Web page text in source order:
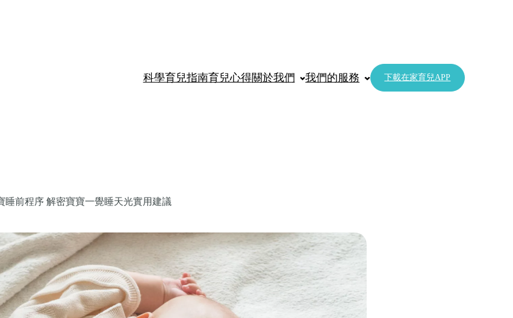
科學育兒指南育兒心得關於我們 我們的服務 下載在家育兒APP
睡前程序 解密寶寶一覺睡天光實用建議